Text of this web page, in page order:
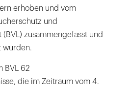
erhoben und vom
und
(BVL) zusammengefasst und
wurden.
BVL 62
die im Zeitraum vom 4.